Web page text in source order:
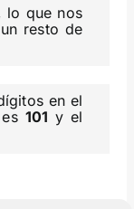
lo que nos
resto de
en el
101 y el